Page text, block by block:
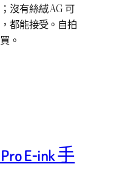
沒有絲絨 AG 可
都能接受。自拍
。
E-ink 手